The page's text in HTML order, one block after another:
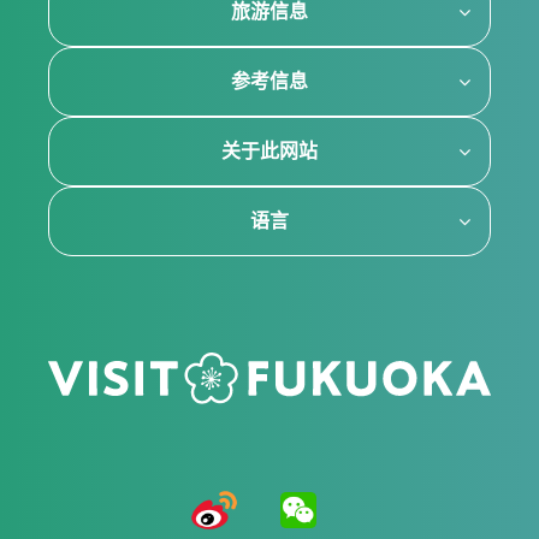
旅游信息
参考信息
关于此网站
语言